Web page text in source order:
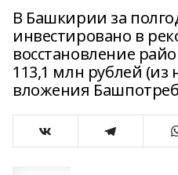
В Башкирии за
инвестировано в
восстановление
113,1 млн рублей (из
вложения